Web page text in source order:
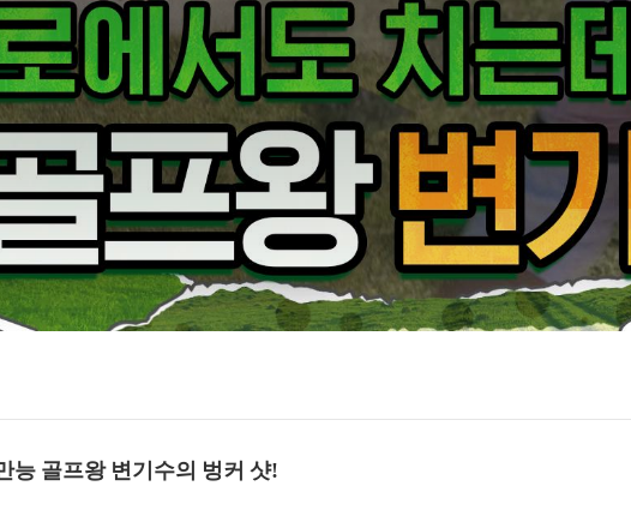
능 골프왕 변기수의 벙커 샷!